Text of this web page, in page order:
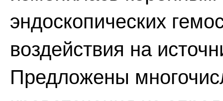
эндоскопических
воздействия на
Предложены